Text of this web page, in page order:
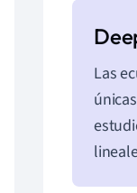
Las